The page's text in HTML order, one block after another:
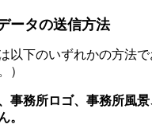
ータの送信方法
以下のいずれかの方法
）
事務所ロゴ、事務所風
。